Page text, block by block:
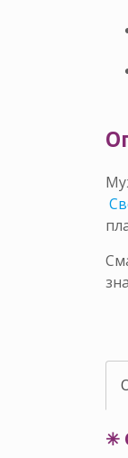
🏼
✳